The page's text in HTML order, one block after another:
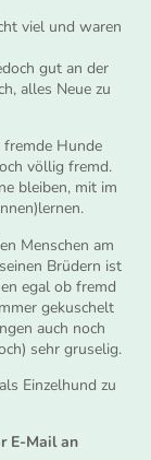
viel und waren
gut an der
alles Neue zu
fremde Hunde
völlig fremd.
bleiben, mit im
Menschen am
Brüdern ist
egal ob fremd
gekuschelt
auch noch
sehr gruselig.
Einzelhund zu
E-Mail an